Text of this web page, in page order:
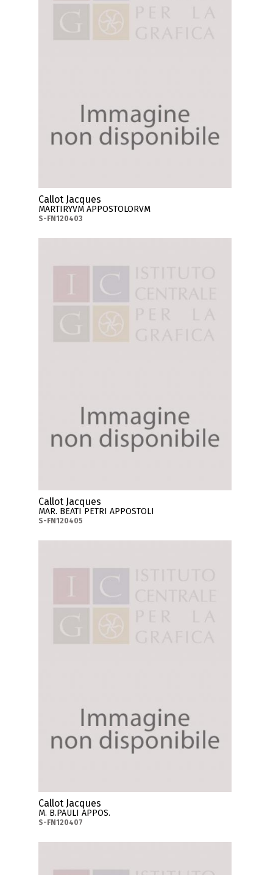
Callot Jacques
MARTIRYVM APPOSTOLORVM
S-FN120403
Callot Jacques
MAR. BEATI PETRI APPOSTOLI
S-FN120405
Callot Jacques
M. B.PAULI APPOS.
S-FN120407